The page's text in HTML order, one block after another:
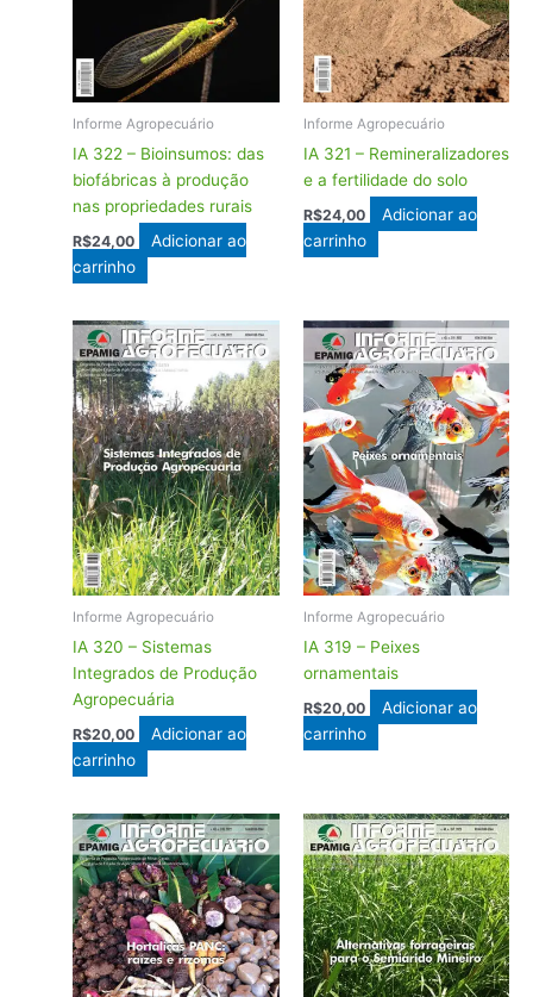
Informe Agropecuário
IA 322 – Bioinsumos: das
biofábricas à produção
nas propriedades rurais
R$24,00
Adicionar ao
carrinho
Informe Agropecuário
IA 321 – Remineralizadores
e a fertilidade do solo
R$24,00
Adicionar ao
carrinho
Informe Agropecuário
IA 320 – Sistemas
Integrados de Produção
Agropecuária
R$20,00
Adicionar ao
carrinho
Informe Agropecuário
IA 319 – Peixes
ornamentais
R$20,00
Adicionar ao
carrinho